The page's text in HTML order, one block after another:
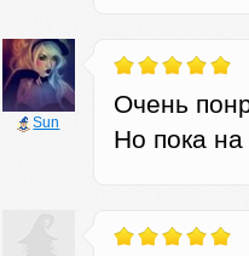
Sun
Очень
Но пока